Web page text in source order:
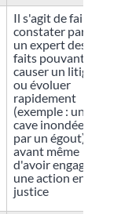
Il s'agit de faire
constater par
un expert des
faits pouvant
causer un litige
ou évoluer
rapidement
(exemple : une
cave inondée
par un égout)
avant même
d'avoir engagé
une action en
justice